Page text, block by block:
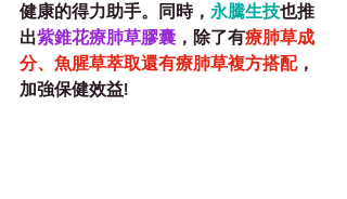
健康的得力助手。同時， 永騰生技也推
出紫錐花療肺草膠囊 ，除了有療肺草成
分、魚腥草萃取還有療肺草複方搭配，
加強保健效益!